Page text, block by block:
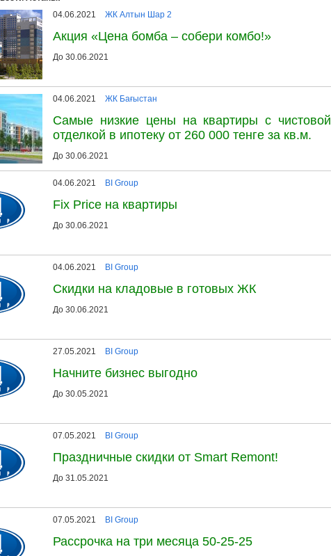
04.06.2021
ЖК Алтын Шар 2
Акция «Цена бомба – собери комбо!»
До 30.06.2021
04.06.2021 ЖК Бағыстан
Самые низкие цены на квартиры с чистовой
отделкой в ипотеку от 260 000 тенге за кв.м.
До 30.06.2021
04.06.2021 BI Group
Fix Price на квартиры
До 30.06.2021
04.06.2021 BI Group
Скидки на кладовые в готовых ЖК
До 30.06.2021
27.05.2021 BI Group
Начните бизнес выгодно
До 30.05.2021
07.05.2021 BI Group
Праздничные скидки от Smart Remont!
До 31.05.2021
07.05.2021 BI Group
Рассрочка на три месяца 50-25-25